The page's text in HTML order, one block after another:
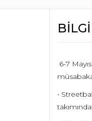
6-7
•